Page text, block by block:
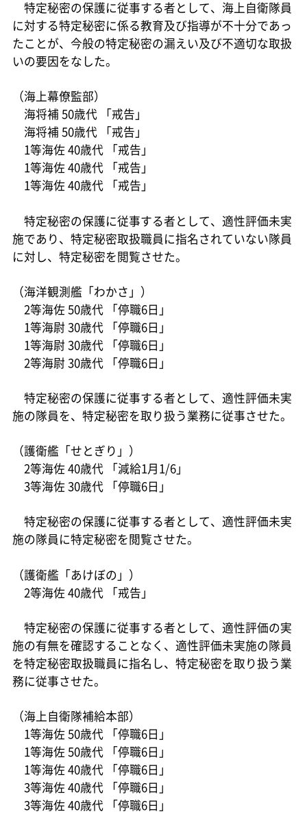
特定秘密の保護に従事する者として、海上自衛隊員
に対する特定秘密に係る教育及び指導が不十分であっ
たことが、今般の特定秘密の漏えい及び不適切な取扱
いの要因をなした。
（海上幕僚監部）
海将補 50歳代 「戒告」
海将補 50歳代 「戒告」
1等海佐 40歳代 「戒告」
1等海佐 40歳代 「戒告」
1等海佐 40歳代 「戒告」
特定秘密の保護に従事する者として、適性評価未実
施であり、特定秘密取扱職員に指名されていない隊員
に対し、特定秘密を閲覧させた。
（海洋観測艦「わかさ」）
2等海佐 50歳代 「停職6日」
1等海尉 30歳代 「停職6日」
1等海尉 30歳代 「停職6日」
2等海尉 30歳代 「停職6日」
特定秘密の保護に従事する者として、適性評価未実
施の隊員を、特定秘密を取り扱う業務に従事させた。
（護衛艦「せとぎり」）
2等海佐 40歳代 「減給1月1/6」
3等海佐 30歳代 「停職6日」
特定秘密の保護に従事する者として、適性評価未実
施の隊員に特定秘密を閲覧させた。
（護衛艦「あけぼの」）
2等海佐 40歳代 「戒告」
特定秘密の保護に従事する者として、適性評価の実
施の有無を確認することなく、適性評価未実施の隊員
を特定秘密取扱職員に指名し、特定秘密を取り扱う業
務に従事させた。
（海上自衛隊補給本部）
1等海佐 50歳代 「停職6日」
1等海佐 50歳代 「停職6日」
1等海佐 40歳代 「停職6日」
3等海佐 40歳代 「停職6日」
3等海佐 40歳代 「停職6日」